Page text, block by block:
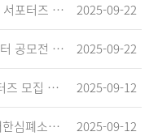
중앙손상관리센터 제1기 대학생 서포터즈 합격자 발표 2025-09-22
2025년 손상예방 인식제고 캐릭터 공모전 결과발표 지연 안내 2025-09-22
[센터 행사] 제 1기 대학생 서포터즈 모집 공고 2025-09-12
[업무협약] 중앙손상관리센터-대한심폐소생협회, 학교현장 CPR 교육 확대 위한 업무협약 체결 2025-09-12